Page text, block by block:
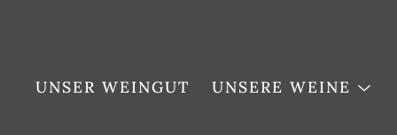
UNSER WEINGUT UNSERE WEINE